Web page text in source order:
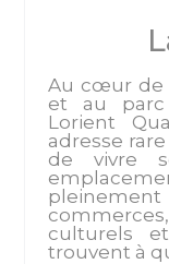
Au cœur de
et au parc
Lorient
adresse
de vivre
culturels
trouvent à